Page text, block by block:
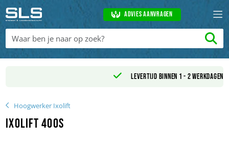
Advies aanvragen
Levertijd binnen 1 - 2 werkdagen
Hoogwerker Ixolift
Ixolift 400S